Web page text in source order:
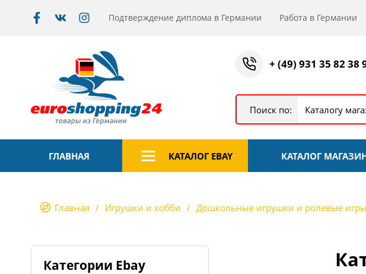
Подтверждение диплома в Германии Работа в Германии
+ (49) 931 35 82 38
Поиск по: Каталогу
ГЛАВНАЯ КАТАЛОГ EBAY КАТАЛОГ
Главная Игрушки и хобби Дошкольные игрушки и ролевые игры
Категории Ebay